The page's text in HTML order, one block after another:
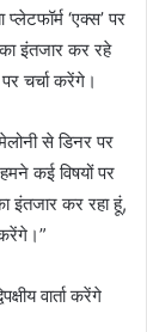
‘एक्स’ पर
इंतजार कर रहे
चर्चा करेंगे।
से डिनर पर
कई विषयों पर
इंतजार कर रहा हूं,
वार्ता करेंगे